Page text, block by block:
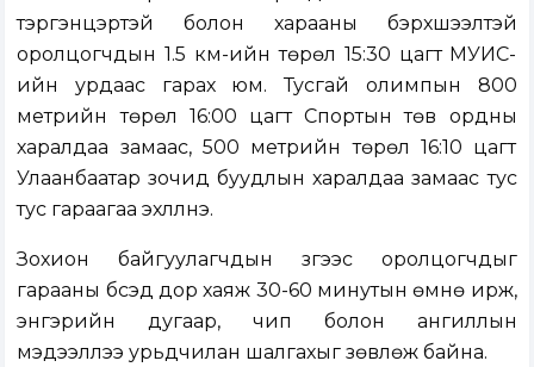
тэргэнцэртэй болон харааны бэрхшээлтэй
оролцогчдын 1.5 км-ийн төрөл 15:30 цагт МУИС-
ийн урдаас гарах юм. Тусгай олимпын 800
метрийн төрөл 16:00 цагт Спортын төв ордны
харалдаа замаас, 500 метрийн төрөл 16:10 цагт
Улаанбаатар зочид буудлын харалдаа замаас тус
тус гараагаа эхлүүлнэ.
Зохион байгуулагчдын зүгээс оролцогчдыг
гарааны бүсэд дор хаяж 30-60 минутын өмнө ирж,
энгэрийн дугаар, чип болон ангиллын
мэдээллээ урьдчилан шалгахыг зөвлөж байна.